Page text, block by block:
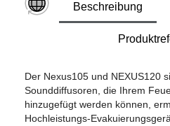
Beschreibung
Der Nexus105 und NEXUS120
Sounddiffusoren, die Ihrem
hinzugefügt werden können,
Hochleistungs-